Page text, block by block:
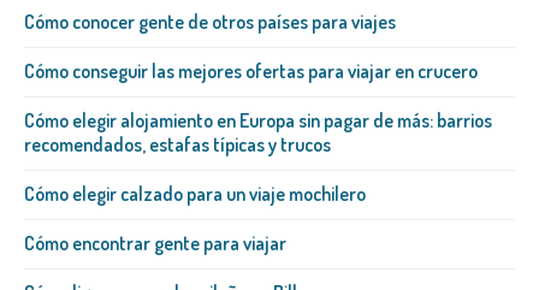
Cómo conocer gente de otros países para viajes
Cómo conseguir las mejores ofertas para viajar en crucero
Cómo elegir alojamiento en Europa sin pagar de más: barrios
recomendados, estafas típicas y trucos
Cómo elegir calzado para un viaje mochilero
Cómo encontrar gente para viajar